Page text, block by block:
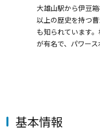
大雄山駅から伊豆
以上の歴史を持つ
も知られています
が有名で、パワース
基本情報